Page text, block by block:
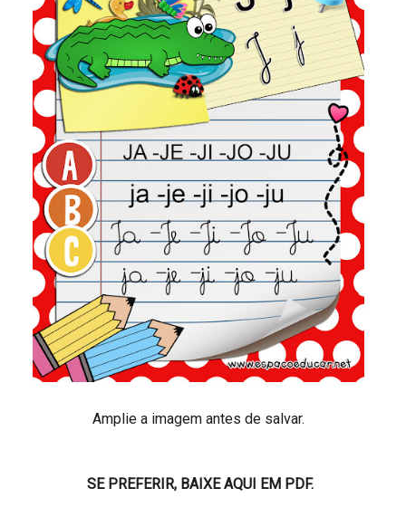
Amplie a imagem antes de salvar.
SE PREFERIR, BAIXE AQUI EM PDF.